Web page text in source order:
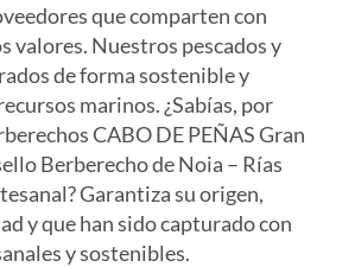
quecomparten con
valores. Nuestros pescados y
de forma sostenible y
marinos. ¿Sabías, por
CABO DE PEÑAS Gran
Berberecho de Noia – Rías
Garantiza su origen,
y que han sido capturado con
y sostenibles.